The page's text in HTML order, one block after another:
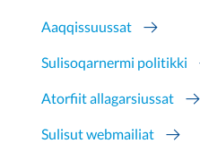
Aaqqissuussat
Sulisoqarnermi politikki
Atorfiit allagarsiussat
Sulisut webmailiat